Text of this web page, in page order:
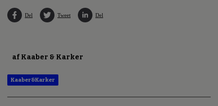
Del Tweet Del
af Kaaber & Karker
Kaaber&Karker